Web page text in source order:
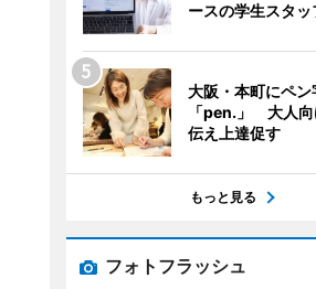
ースの学生スタッ
大阪・本町にペン
「pen.」 大人向
伝え上達促す
もっと見る
フォトフラッシュ